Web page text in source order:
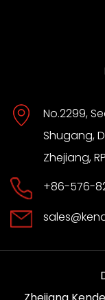
No.2299,
Shugang,
Zhejiang,
+86-576-